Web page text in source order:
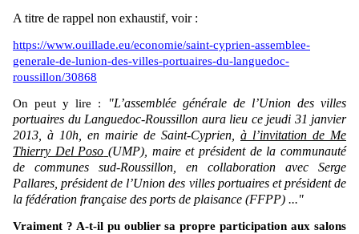
A titre de rappel non exhaustif, voir :
https://www.ouillade.eu/economie/saint-cyprien-assemblee-
generale-de-lunion-des-villes-portuaires-du-languedoc-
roussillon/30868
On peut y lire : "L’assemblée générale de l’Union des villes
portuaires du Languedoc-Roussillon aura lieu ce jeudi 31 janvier
2013, à 10h, en mairie de Saint-Cyprien, à l’invitation de Me
Thierry Del Poso (UMP), maire et président de la communauté
de communes sud-Roussillon, en collaboration avec Serge
Pallares , président de l’Union des villes portuaires et président de
la fédération française des ports de plaisance (FFPP) ..."
Vraiment ? A-t-il pu oublier sa propre participation aux salons